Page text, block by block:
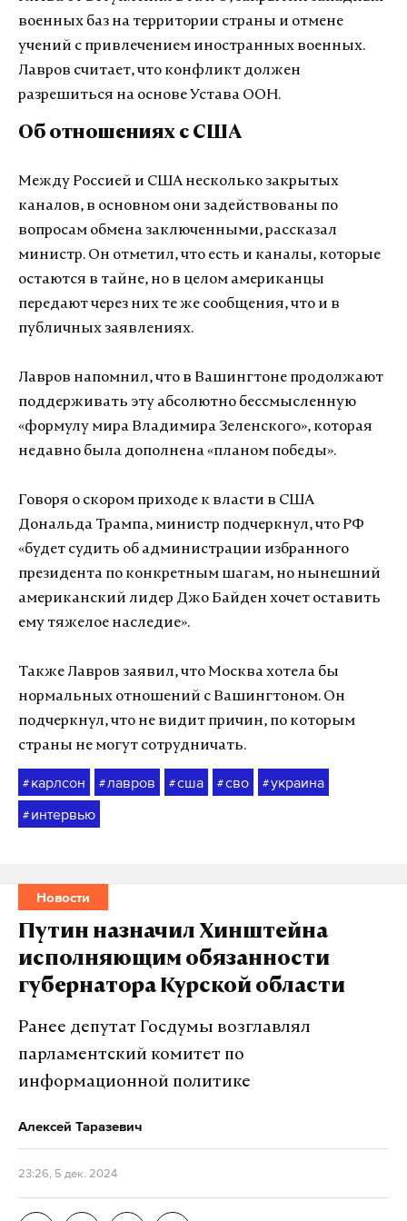
военных баз на территории страны и отмене
учений с привлечением иностранных военных.
Лавров считает, что конфликт должен
разрешиться на основе Устава ООН.
Об отношениях с США
Между Россией и США несколько закрытых
каналов, в основном они задействованы по
вопросам обмена заключенными, рассказал
министр. Он отметил, что есть и каналы, которые
остаются в тайне, но в целом американцы
передают через них те же сообщения, что и в
публичных заявлениях.
Лавров напомнил, что в Вашингтоне продолжают
поддерживать эту абсолютно бессмысленную
«формулу мира Владимира Зеленского», которая
недавно была дополнена «планом победы».
Говоря о скором приходе к власти в США
Дональда Трампа, министр подчеркнул, что РФ
«будет судить об администрации избранного
президента по конкретным шагам, но нынешний
американский лидер Джо Байден хочет оставить
ему тяжелое наследие».
Также Лавров заявил, что Москва хотела бы
нормальных отношений с Вашингтоном. Он
подчеркнул, что не видит причин, по которым
страны не могут сотрудничать.
# карлсон # лавров #сша #сво #украина
# интервью
Новости
Путин назначил Хинштейна
исполняющим обязанности
губернатора Курской области
Ранее депутат Госдумы возглавлял
парламентский комитет по
информационной политике
Алексей Таразевич
23:26, 5 дек. 2024